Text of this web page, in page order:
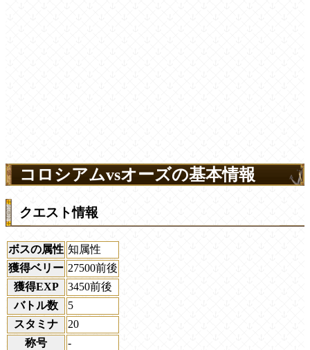
コロシアムvsオーズの基本情報
クエスト情報
ボスの属性 知属性
獲得ベリー 27500前後
獲得EXP
3450前後
バトル数
5
スタミナ
20
称号
-